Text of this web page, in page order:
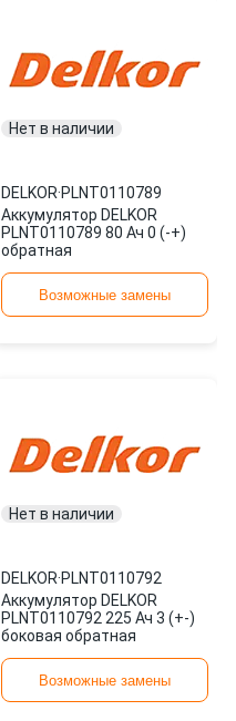
Нет в наличии
DELKOR·PLNT0110789
Аккумулятор DELKOR
PLNT0110789 80 Ач 0 (-+)
обратная
Возможные замены
Нет в наличии
DELKOR·PLNT0110792
Аккумулятор DELKOR
PLNT0110792 225 Ач 3 (+-)
боковая обратная
Возможные замены